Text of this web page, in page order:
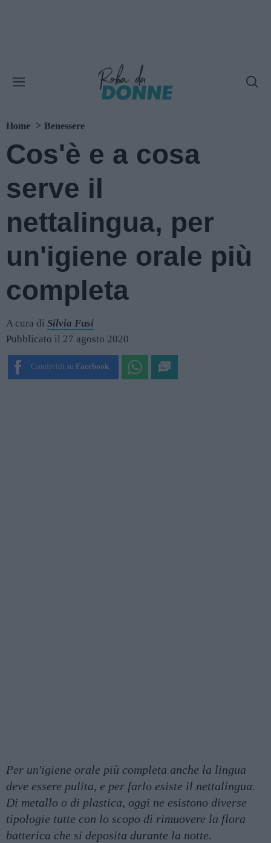
Home Benessere
Cos'è e a cosa
serve il
nettalingua, per
un'igiene orale più
completa
A cura di Silvia Fusi
Pubblicato il 27 agosto 2020
Condividi su Facebook
Per un'igiene orale più completa anche la lingua
deve essere pulita, e per farlo esiste il nettalingua.
Di metallo o di plastica, oggi ne esistono diverse
tipologie tutte con lo scopo di rimuovere la flora
batterica che si deposita durante la notte.